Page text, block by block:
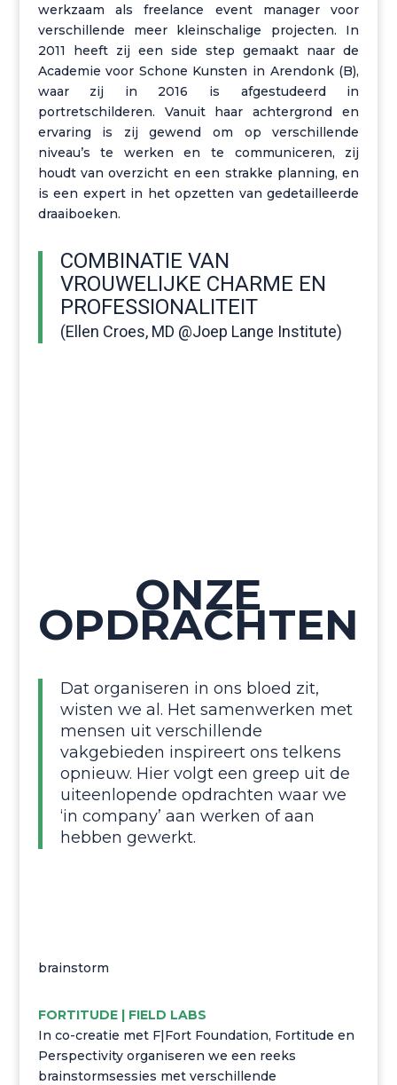
werkzaam als freelance event manager voor
verschillende meer kleinschalige projecten. In
2011 heeft zij een side step gemaakt naar de
Academie voor Schone Kunsten in Arendonk (B),
waar zij in 2016 is afgestudeerd in
portretschilderen. Vanuit haar achtergrond en
ervaring is zij gewend om op verschillende
niveau’s te werken en te communiceren, zij
houdt van overzicht en een strakke planning, en
is een expert in het opzetten van gedetailleerde
draaiboeken.
COMBINATIE VAN
VROUWELIJKE CHARME EN
PROFESSIONALITEIT
(Ellen Croes, MD @Joep Lange Institute)
ONZE
OPDRACH­TEN
Dat organiseren in ons bloed zit,
wisten we al. Het samenwerken met
mensen uit verschillende
vakgebieden inspireert ons telkens
opnieuw. Hier volgt een greep uit de
uiteenlopende opdrachten waar we
‘in company’ aan werken of aan
hebben gewerkt.
brainstorm
FORTITUDE | FIELD LABS
In co-creatie met F|Fort Foundation, Fortitude en
Perspectivity organiseren we een reeks
brainstormsessies met verschillende